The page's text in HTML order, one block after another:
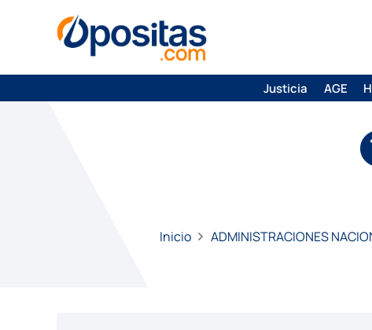
Justicia AGE
Inicio ADMINISTRACIONES